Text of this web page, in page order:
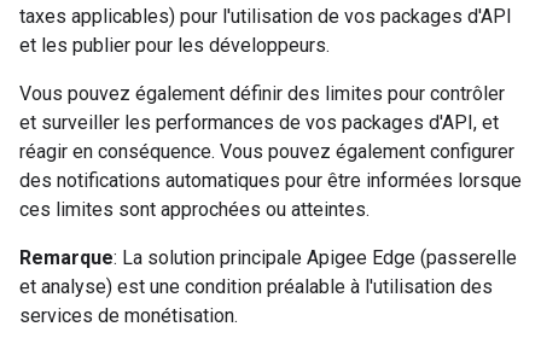
taxes applicables) pour l'utilisation de vos packages d'API
et les publier pour les développeurs.
Vous pouvez également définir des limites pour contrôler
et surveiller les performances de vos packages d'API, et
réagir en conséquence. Vous pouvez également configurer
des notifications automatiques pour être informées lorsque
ces limites sont approchées ou atteintes.
Remarque: La solution principale Apigee Edge (passerelle
et analyse) est une condition préalable à l'utilisation des
services de monétisation.